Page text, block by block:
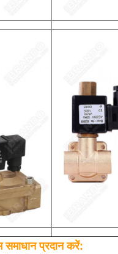
समाधान प्रदान करें: